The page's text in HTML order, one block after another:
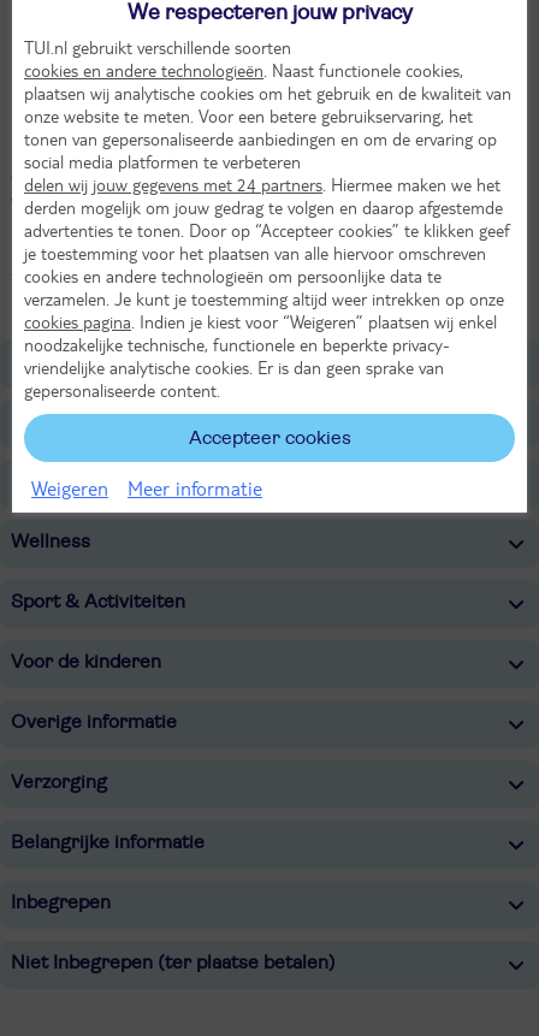
Speelplaats
Heerlijke sauna
In het Poolse drop Zakopane ligt Nosalowy Dwor. De kamers zijn
strak, modern en met houten materialen wat de kamer erg sfeervol
maakt. Alle kamers hebben een minibar, koelkast en een kluis. Eten
doe je in het restaurant Grand. Hier proef je de Poolse en
wereldwijde gerechten. Heerlijk een drankje doen doe je in de Sport
Bar Lobby. Genieten van prachtig uitzicht kan in Panoramika Café.
Daag iemand uit voor een potje biljart. Ga tot het uiterste in de
fitnessruimte. Of neem een verfrissende duik in het zwembad. De
kinderen vermaken zich in het speelkasteel.
Ligging
Faciliteiten
Restaurants/Bars
Wellness
Sport & Activiteiten
Voor de kinderen
Overige informatie
Verzorging
Belangrijke informatie
Inbegrepen
Niet Inbegrepen (ter plaatse betalen)
We respecteren jouw privacy
TUI.nl gebruikt verschillende soorten
cookies en andere technologieën . Naast functionele cookies,
plaatsen wij analytische cookies om het gebruik en de kwaliteit van
onze website te meten. Voor een betere gebruikservaring, het
tonen van gepersonaliseerde aanbiedingen en om de ervaring op
social media platformen te verbeteren
delen wij jouw gegevens met 24 partners . Hiermee maken we het
derden mogelijk om jouw gedrag te volgen en daarop afgestemde
advertenties te tonen. Door op “Accepteer cookies” te klikken geef
je toestemming voor het plaatsen van alle hiervoor omschreven
cookies en andere technologieën om persoonlijke data te
verzamelen. Je kunt je toestemming altijd weer intrekken op onze
cookies pagina . Indien je kiest voor “Weigeren” plaatsen wij enkel
noodzakelijke technische, functionele en beperkte privacy-
vriendelijke analytische cookies. Er is dan geen sprake van
gepersonaliseerde content.
Accepteer cookies
Weigeren Meer informatie